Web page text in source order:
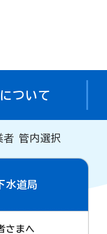
ついて
管内選択
水道局
さまへ